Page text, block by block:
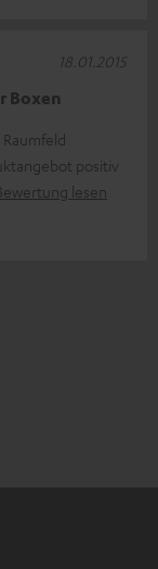
Boxen
positiv
lesen
18.01.2015